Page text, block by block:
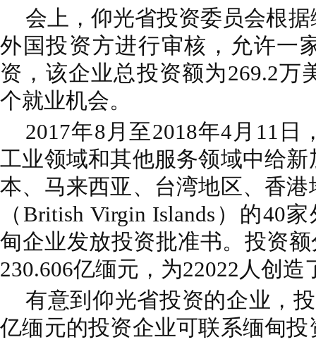
会上，仰光省投资委员会根
外国投资方进行审核，允许一
资，该企业总投资额为269.2万
个就业机会。
2017年8月至2018年4月11
工业领域和其他服务领域中给
本、马来西亚、台湾地区、香
（British Virgin Islands）的40
甸企业发放投资批准书。投资
230.606亿缅元，为22022人创造
有意到仰光省投资的企业，
亿缅元的投资企业可联系缅甸